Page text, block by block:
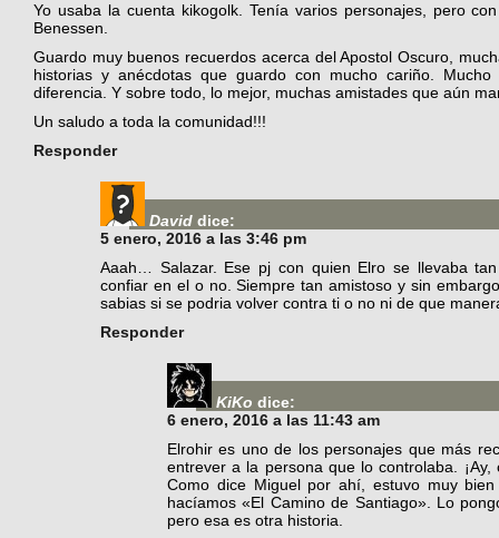
Yo usaba la cuenta kikogolk. Tenía varios personajes, pero
Benessen.
Guardo muy buenos recuerdos acerca del Apostol Oscuro,
historias y anécdotas que guardo con mucho cariño.
diferencia. Y sobre todo, lo mejor, muchas amistades que aún
Un saludo a toda la comunidad!!!
Responder
David dice:
5 enero, 2016 a las 3:46 pm
Aaah… Salazar. Ese pj con quien Elro se llevaba
confiar en el o no. Siempre tan amistoso y sin
sabias si se podria volver contra ti o no ni de que
Responder
KiKo dice:
6 enero, 2016 a las 11:43 am
Elrohir es uno de los personajes que más
entrever a la persona que lo controlaba.
Como dice Miguel por ahí, estuvo muy
hacíamos «El Camino de Santiago». Lo
pero esa es otra historia.